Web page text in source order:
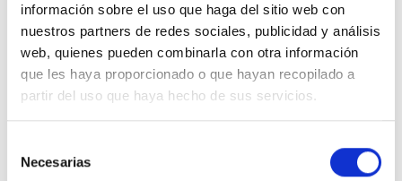
información sobre el uso que haga del sitio web con
nuestros partners de redes sociales, publicidad y análisis
web, quienes pueden combinarla con otra información
que les haya proporcionado o que hayan recopilado a
partir del uso que haya hecho de sus servicios.
Necesarias